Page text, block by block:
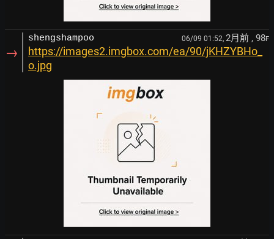
→
shengshampoo 06/09 01:52, 2月前 , 98F
https://images2.imgbox.com/ea/90/jKHZYBHo_
o.jpg